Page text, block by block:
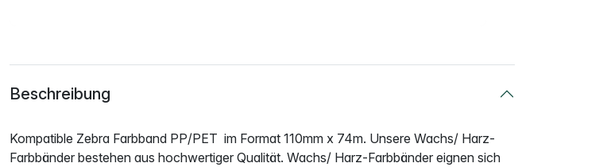
Beschreibung
Kompatible Zebra Farbband PP/PET im Format 110mm x 74m. Unsere Wachs/ Harz-
Farbbänder bestehen aus hochwertiger Qualität. Wachs/ Harz-Farbbänder eignen sich